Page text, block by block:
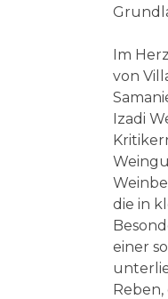
Im
von
Izadi
die in
einer